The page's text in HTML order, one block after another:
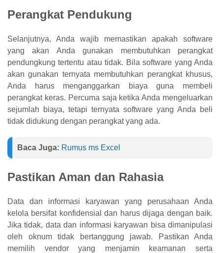
Perangkat Pendukung
Selanjutnya, Anda wajib memastikan apakah software
yang akan Anda gunakan membutuhkan perangkat
pendungkung tertentu atau tidak. Bila software yang Anda
akan gunakan ternyata membutuhkan perangkat khusus,
Anda harus menganggarkan biaya guna membeli
perangkat keras. Percuma saja ketika Anda mengeluarkan
sejumlah biaya, tetapi ternyata software yang Anda beli
tidak didukung dengan perangkat yang ada.
Baca Juga: Rumus ms Excel
Pastikan Aman dan Rahasia
Data dan informasi karyawan yang perusahaan Anda
kelola bersifat konfidensial dan harus dijaga dengan baik.
Jika tidak, data dan informasi karyawan bisa dimanipulasi
oleh oknum tidak bertanggung jawab. Pastikan Anda
memilih vendor yang menjamin keamanan serta